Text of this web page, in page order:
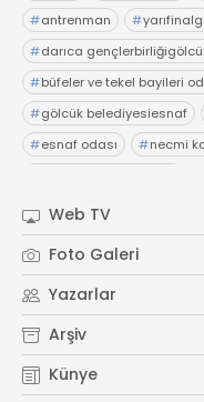
#antrenman #
#darıca
#büfeler ve tekel bayileri
#gölcük belediyesiesnaf
#esnaf odası #necmi
Web TV
Foto Galeri
Yazarlar
Arşiv
Künye